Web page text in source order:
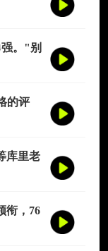
开了
。"别
开了
的评
最耀
库里老
衔，76